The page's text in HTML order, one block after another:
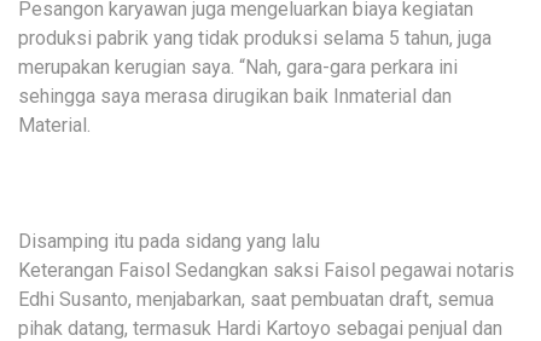
Pesangon karyawan juga mengeluarkan biaya kegiatan
produksi pabrik yang tidak produksi selama 5 tahun, juga
merupakan kerugian saya. “Nah, gara-gara perkara ini
sehingga saya merasa dirugikan baik Inmaterial dan
Material.
Disamping itu pada sidang yang lalu
Keterangan Faisol Sedangkan saksi Faisol pegawai notaris
Edhi Susanto, menjabarkan, saat pembuatan draft, semua
pihak datang, termasuk Hardi Kartoyo sebagai penjual dan